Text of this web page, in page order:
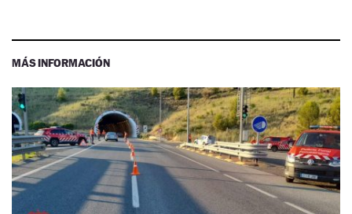
MÁS INFORMACIÓN